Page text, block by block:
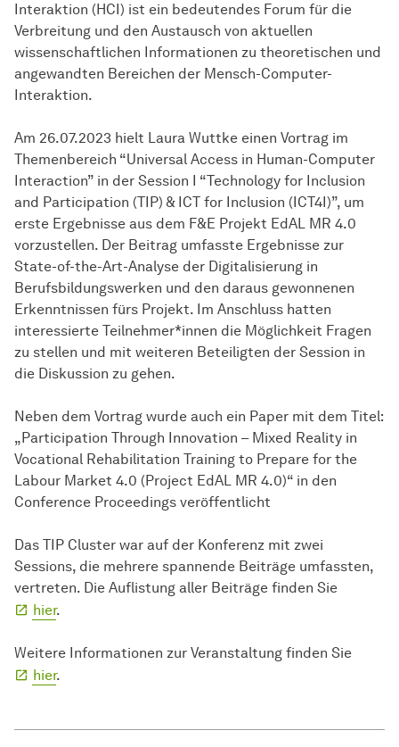
Interaktion (HCI) ist ein bedeutendes Forum für die
Verbreitung und den Austausch von aktuellen
wissenschaftlichen Informationen zu theoretischen und
angewandten Bereichen der Mensch-Computer-
Interaktion.
Am 26.07.2023 hielt Laura Wuttke einen Vortrag im
Themenbereich “Universal Access in Human-Computer
Interaction” in der Session I “Technology for Inclusion
and Participation (TIP) & ICT for Inclusion (ICT4I)”, um
erste Ergebnisse aus dem F&E Projekt EdAL MR 4.0
vorzustellen. Der Beitrag umfasste Ergebnisse zur
State-of-the-Art-Analyse der Digitalisierung in
Berufsbildungswerken und den daraus gewonnenen
Erkenntnissen fürs Projekt. Im Anschluss hatten
interessierte Teilnehmer*innen die Möglichkeit Fragen
zu stellen und mit weiteren Beteiligten der Session in
die Diskussion zu gehen.
Neben dem Vortrag wurde auch ein Paper mit dem Titel:
„Participation Through Innovation – Mixed Reality in
Vocational Rehabilitation Training to Prepare for the
Labour Market 4.0 (Project EdAL MR 4.0)“ in den
Conference Proceedings veröffentlicht
Das TIP Cluster war auf der Konferenz mit zwei
Sessions, die mehrere spannende Beiträge umfassten,
vertreten. Die Auflistung aller Beiträge finden Sie
hier.
Weitere Informationen zur Veranstaltung finden Sie
hier.